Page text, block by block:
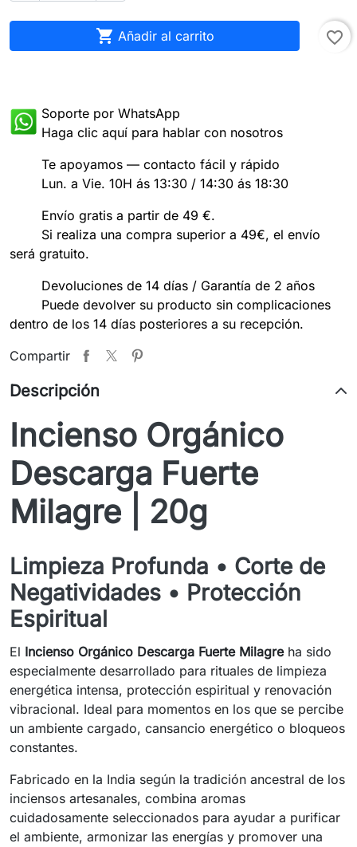
 Añadir al carrito favorite_border
Soporte por WhatsApp
Haga clic aquí para hablar con nosotros
Te apoyamos — contacto fácil y rápido
Lun. a Vie. 10H ás 13:30 / 14:30 ás 18:30
Envío gratis a partir de 49 €.
Si realiza una compra superior a 49€, el envío
será gratuito.
Devoluciones de 14 días / Garantía de 2 años
Puede devolver su producto sin complicaciones
dentro de los 14 días posteriores a su recepción.
Compartir
Descripción
Incienso Orgánico
Descarga Fuerte
Milagre | 20g
Limpieza Profunda • Corte de
Negatividades • Protección
Espiritual
El Incienso Orgánico Descarga Fuerte Milagreha sido
especialmente desarrollado para rituales de limpieza
energética intensa, protección espiritual y renovación
vibracional. Ideal para momentos en los que se percibe
un ambiente cargado, cansancio energético o bloqueos
constantes.
Fabricado en la India según la tradición ancestral de los
inciensos artesanales, combina aromas
cuidadosamente seleccionados para ayudar a purificar
el ambiente, armonizar las energías y promover una